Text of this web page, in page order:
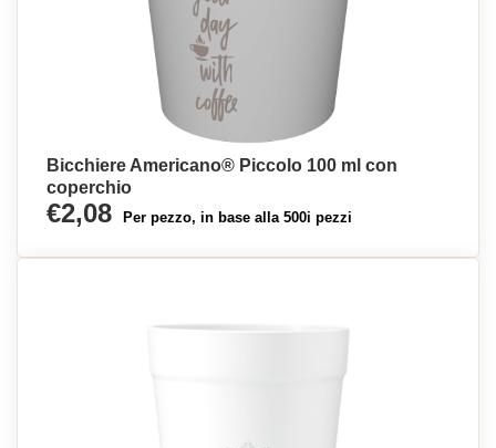
Bicchiere Americano® Piccolo 100 ml con
coperchio
€2,08 Per pezzo, in base alla 500i pezzi